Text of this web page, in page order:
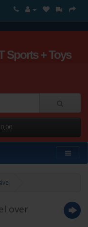
Sports + Toys
over